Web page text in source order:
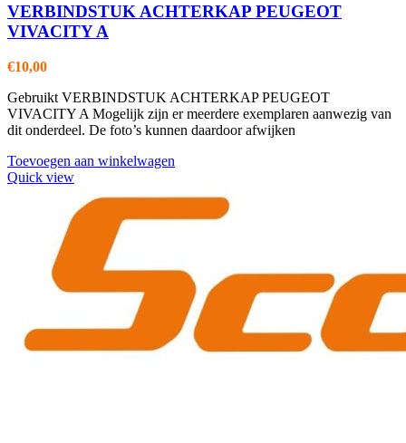
VERBINDSTUK ACHTERKAP PEUGEOT
VIVACITY A
€10,00
Gebruikt VERBINDSTUK ACHTERKAP PEUGEOT
VIVACITY A Mogelijk zijn er meerdere exemplaren aanwezig van
dit onderdeel. De foto’s kunnen daardoor afwijken
Toevoegen aan winkelwagen
Quick view